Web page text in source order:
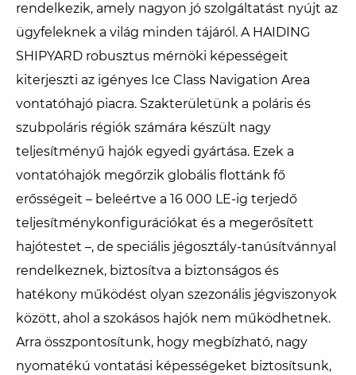
rendelkezik, amely nagyon jó szolgáltatást nyújt az
ügyfeleknek a világ minden tájáról. A HAIDING
SHIPYARD robusztus mérnöki képességeit
kiterjeszti az igényes Ice Class Navigation Area
vontatóhajó piacra. Szakterületünk a poláris és
szubpoláris régiók számára készült nagy
teljesítményű hajók egyedi gyártása. Ezek a
vontatóhajók megőrzik globális flottánk fő
erősségeit – beleértve a 16 000 LE-ig terjedő
teljesítménykonfigurációkat és a megerősített
hajótestet –, de speciális jégosztály-tanúsítvánnyal
rendelkeznek, biztosítva a biztonságos és
hatékony működést olyan szezonális jégviszonyok
között, ahol a szokásos hajók nem működhetnek.
Arra összpontosítunk, hogy megbízható, nagy
nyomatékú vontatási képességeket biztosítsunk,